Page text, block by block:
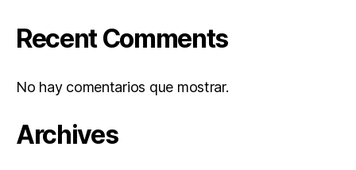
Recent Comments
No hay comentarios que mostrar.
Archives